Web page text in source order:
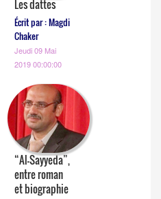
Les dattes
Écrit par : Magdi
Chaker
Jeudi 09 Mai
2019 00:00:00
“Al-Sayyeda”,
entre roman
et biographie